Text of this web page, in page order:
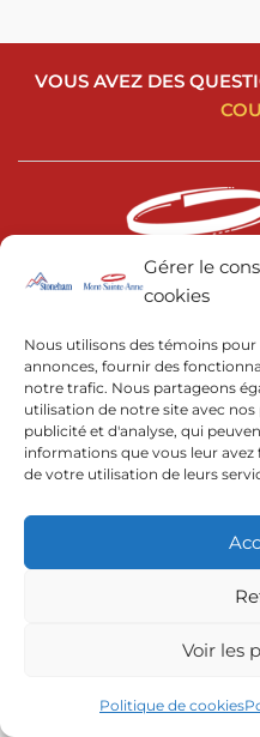
Gérer le
cookies
Nous utilisons des témoins
annonces, fournir des
notre trafic. Nous partageons
utilisation de notre site avec
publicité et d'analyse, qui
informations que vous leur
de votre utilisation de leurs
Voir les
Politique de cookies
VOUS AVEZ DES